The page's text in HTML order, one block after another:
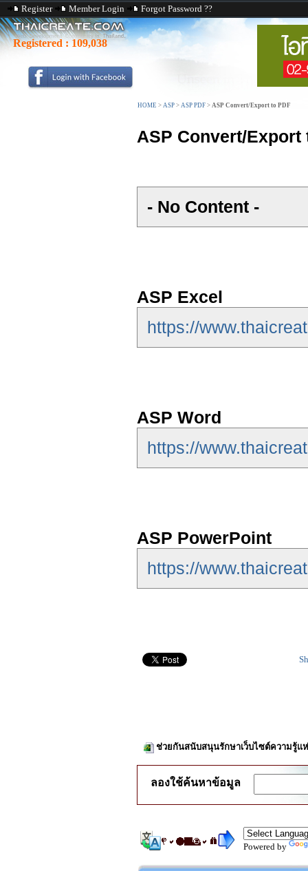
Register Member Login Forgot Password ??
Registered : 109,038
HOME > ASP > ASP PDF > ASP Convert/Export to PDF
ASP Convert/Export
- No Content -
ASP Excel
https://
ASP Word
https://
ASP PowerPoint
https://
ช่วยกันสนับสนุนรักษาเว็บไซต์ความรู้แ
ลองใช้ค้นหาข้อมูล
Powered by